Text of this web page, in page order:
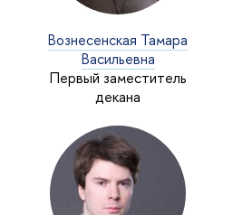
ознесенская Тамара
асильевна
Первый заместитель
декана